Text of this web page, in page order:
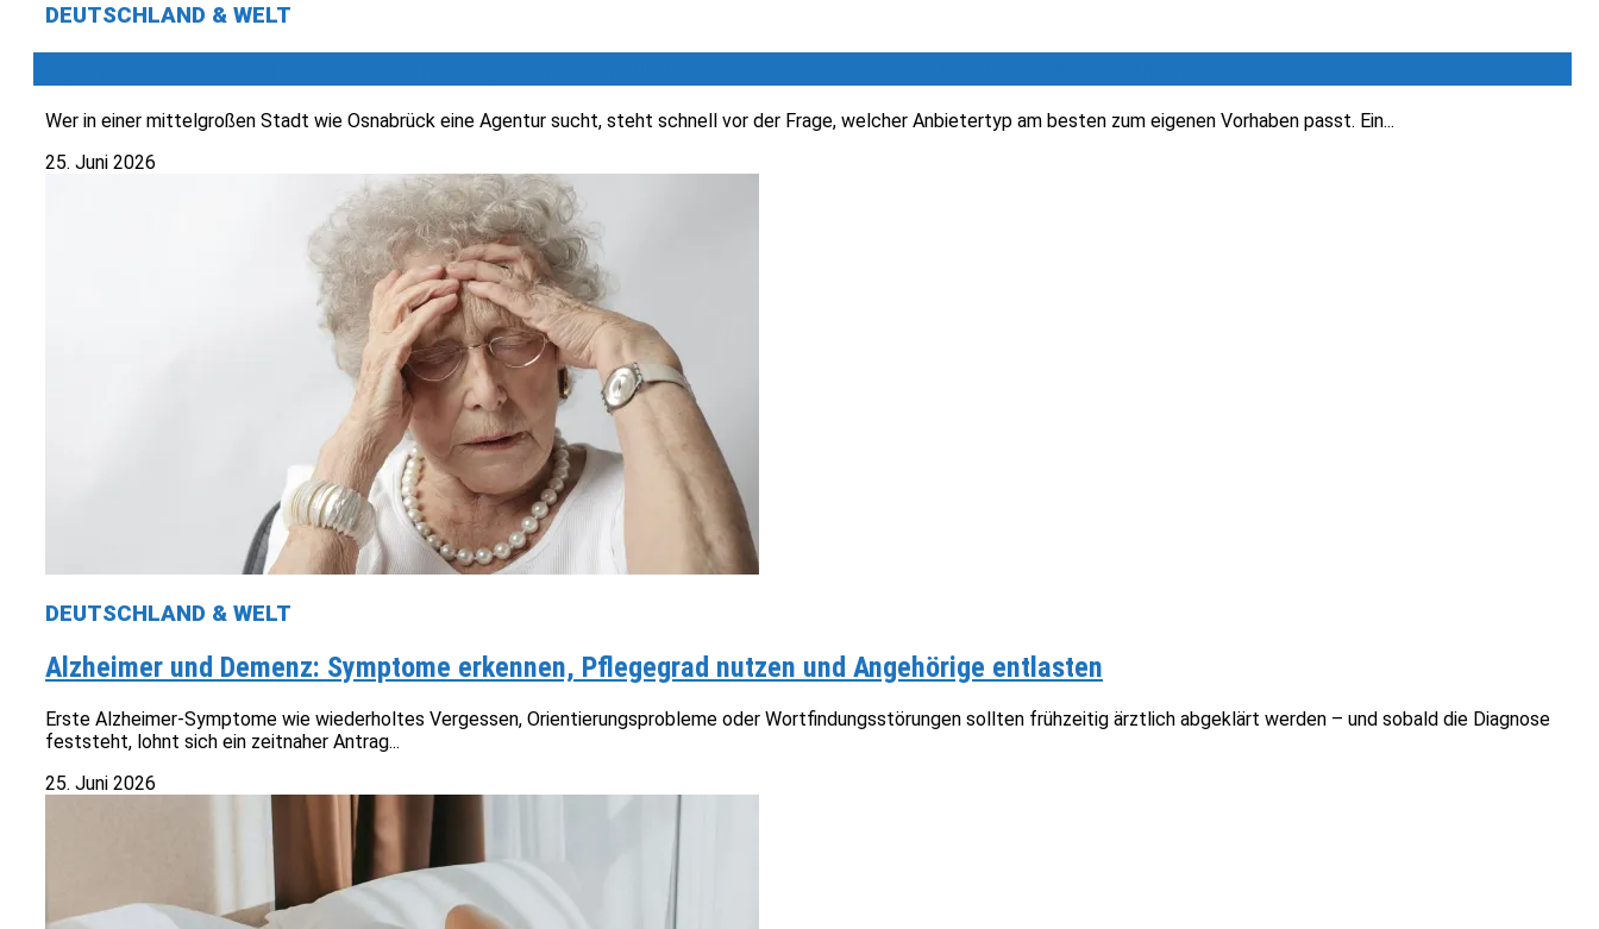
DEUTSCHLAND & WELT
Wer in einer mittelgroßen Stadt wie Osnabrück eine Agentur sucht, steht schnell vor der Frage, welcher Anbietertyp am besten zum eigenen Vorhaben passt. Ein...
25. Juni 2026
DEUTSCHLAND & WELT
Alzheimer und Demenz: Symptome erkennen, Pflegegrad nutzen und Angehörige entlasten
Erste Alzheimer-Symptome wie wiederholtes Vergessen, Orientierungsprobleme oder Wortfindungsstörungen sollten frühzeitig ärztlich abgeklärt werden – und sobald die Diagnose
feststeht, lohnt sich ein zeitnaher Antrag...
25. Juni 2026